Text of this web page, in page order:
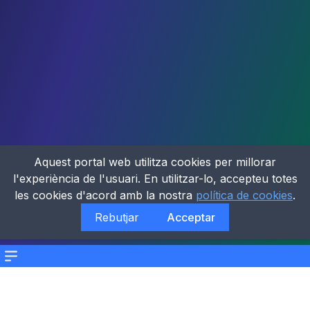
Menu
Aquest portal web utilitza cookies per millorar
l'experiència de l'usuari. En utilitzar-lo, accepteu totes
les cookies d'acord amb la nostra política de cookies.
Rebutjar
Acceptar